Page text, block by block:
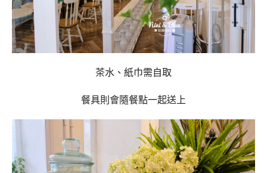
茶水、紙巾需自取
餐具則會隨餐點一起送上